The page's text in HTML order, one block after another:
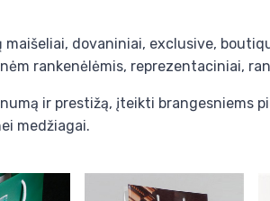
maišeliai, dovaniniai, exclusive,
rankenėlėmis, reprezentaciniai,
ir prestižą, įteikti brangesniems
medžiagai.